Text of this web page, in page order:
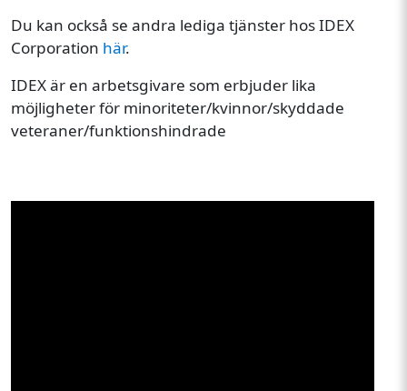
Du kan också se andra lediga tjänster hos IDEX
Corporation här.
IDEX är en arbetsgivare som erbjuder lika
möjligheter för minoriteter/kvinnor/skyddade
veteraner/funktionshindrade